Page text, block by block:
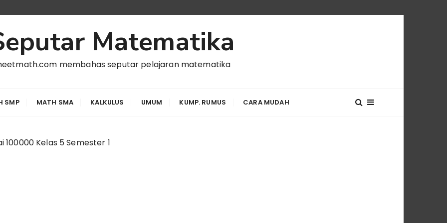
Matematika
membahas seputar pelajaran matematika
SMP MATH SMA KALKULUS UMUM KUMP. RUMUS CARA MUDAH
Kelas 5 Semester 1